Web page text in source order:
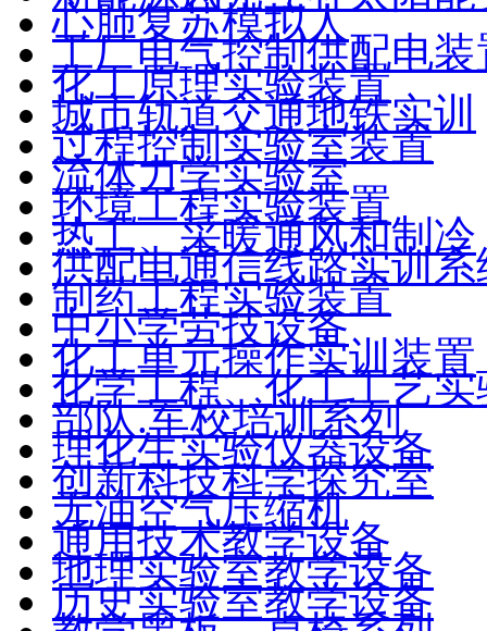
心肺复苏模拟人
工厂电气控制供配电装
化工原理实验装置
城市轨道交通地铁实训
过程控制实验室装置
流体力学实验室
环境工程实验装置
热工、采暖通风和制冷
供配电通信线路实训系
制药工程实验装置
中小学劳技设备
化工单元操作实训装置
化学工程、化工工艺
部队.军校培训系列
理化生实验仪器设备
创新科技科学探究室
无油空气压缩机
通用技术教学设备
地理实验室教学设备
历史实验室教学设备